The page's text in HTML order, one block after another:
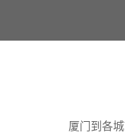
厦门到各